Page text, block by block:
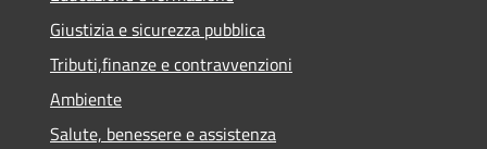
Giustizia e sicurezza pubblica
Tributi,finanze e contravvenzioni
Ambiente
Salute, benessere e assistenza